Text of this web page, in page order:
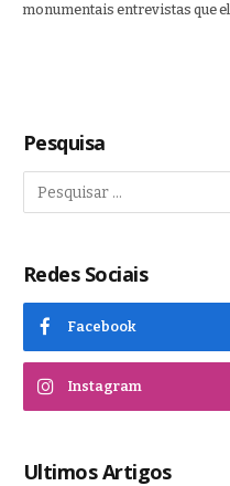
monumentais entrevistas que
Pesquisa
Redes Sociais
Facebook
Instagram
Ultimos Artigos